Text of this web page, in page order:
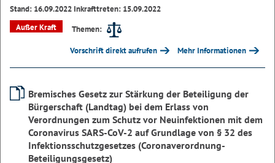
Stand: 16.09.2022 Inkrafttreten: 15.09.2022
Außer Kraft
Themen:
Vorschrift direkt aufrufen Mehr Informationen
Bremisches Gesetz zur Stärkung der Beteiligung der
Bürgerschaft (Landtag) bei dem Erlass von
Verordnungen zum Schutz vor Neuinfektionen mit dem
Coronavirus SARS-CoV-2 auf Grundlage von § 32 des
Infektionsschutzgesetzes (Coronaverordnung-
Beteiligungsgesetz)